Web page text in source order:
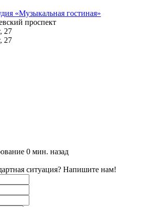
«Музыкальная гостиная»
проспект
27
27
0 мин. назад
ситуация? Напишите нам!